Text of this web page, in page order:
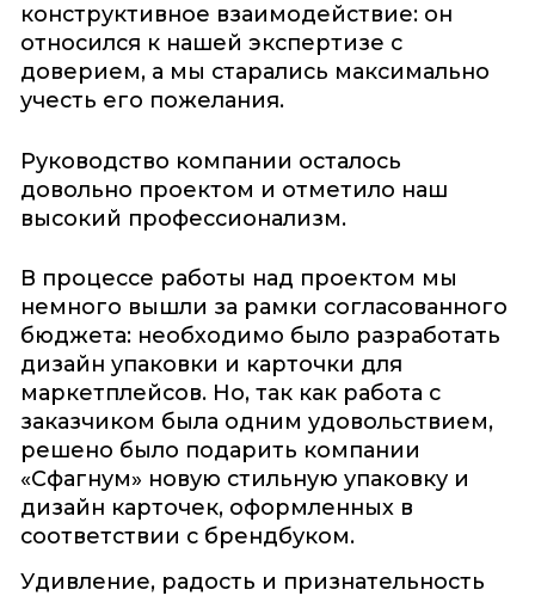
конструктивное взаимодействие: он
относился к нашей экспертизе с
доверием, а мы старались максимально
учесть его пожелания.
Руководство компании осталось
довольно проектом и отметило наш
высокий профессионализм.
В процессе работы над проектом мы
немного вышли за рамки согласованного
бюджета: необходимо было разработать
дизайн упаковки и карточки для
маркетплейсов. Но, так как работа с
заказчиком была одним удовольствием,
решено было подарить компании
«Сфагнум» новую стильную упаковку и
дизайн карточек, оформленных в
соответствии с брендбуком.
Удивление, радость и признательность